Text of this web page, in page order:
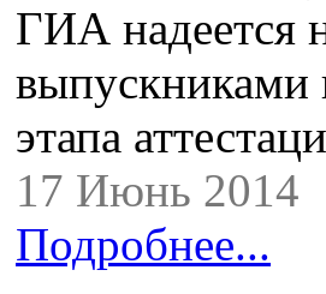
ГИА надеется
выпускниками
этапа
17 Июнь 2014
Подробнее...